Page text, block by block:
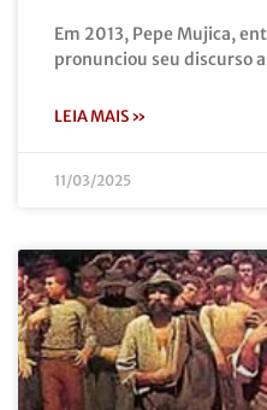
Em 2013, Pepe Mujica,
pronunciou seu discurso
LEIA MAIS »
11/03/2025